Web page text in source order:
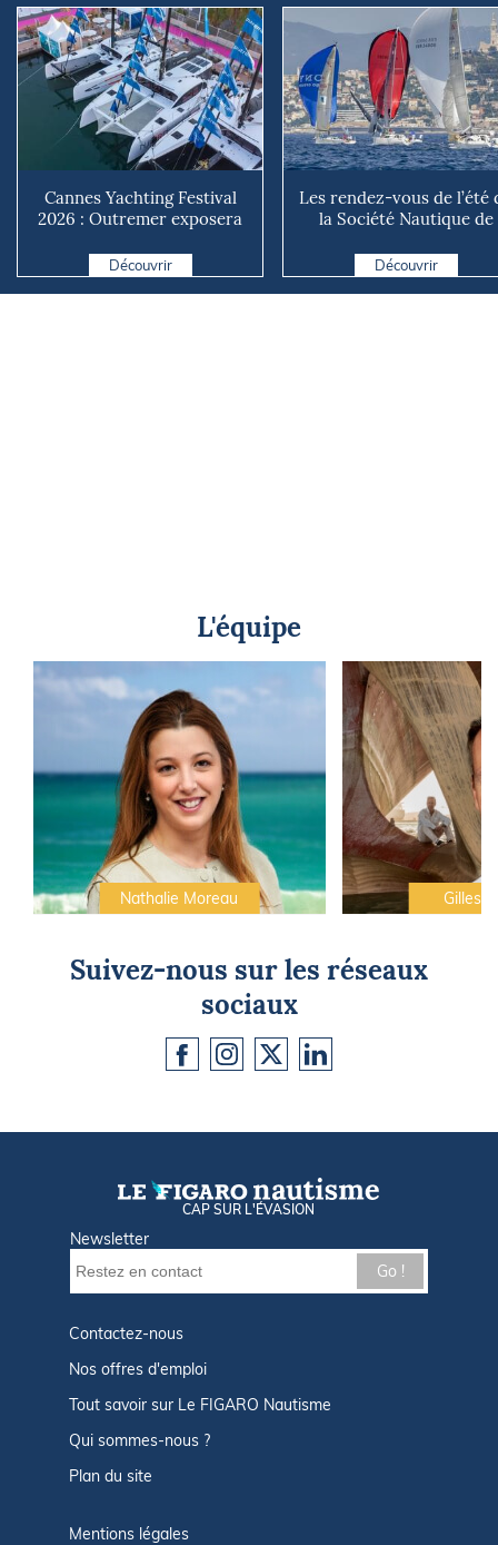
Cannes Yachting Festival
2026 : Outremer exposera
Découvrir
Les rendez-vous de l’été
la Société Nautique de
Découvrir
L'équipe
Nathalie Moreau Gilles
Suivez-nous sur les réseaux
sociaux
CAP SUR L'ÉVASION
Newsletter
Go !
Contactez-nous
Nos offres d'emploi
Tout savoir sur Le FIGARO Nautisme
Qui sommes-nous ?
Plan du site
Mentions légales